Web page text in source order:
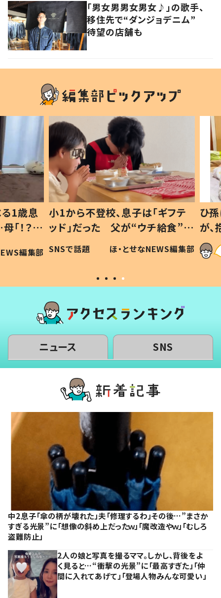
「男女男男女男女♪」の歌手、
移住先で“ダンジョデニム”
待望の店舗も
歳息
？」
編集部
小1から不登校、息子は「ギフテ
ッド」だった 父が“ウチ給食”を
作り続ける理由とは #令和の親
#令和の子
SNSで話題 ほ・とせなNEWS編集部
ひ孫
が、抱
「涙が
い」
ニュース SNS
中2息子「傘の柄が壊れた」夫「修理するわ」その後…”まさか
すぎる光景”に「想像の斜め上だったｗ」「魔改造やｗ」「むしろ
盗難防止」
2人の娘と写真を撮るママ。しかし、背後をよ
く見ると…“衝撃の光景”に「最高すぎた」「仲
間に入れてあげて」「登場人物みんな可愛い」